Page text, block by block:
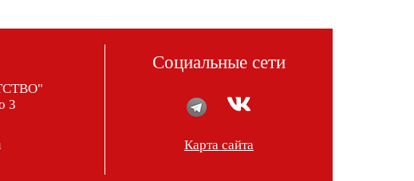
3
Социальные сети
Карта сайта